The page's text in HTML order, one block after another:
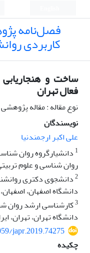
فصل‌نامه
کاربردی
ساخت و
فعال تهران
نوع مقاله : مقاله پژوهشی
نویسندگان
علی اکبر ارجمندنیا
1 دانشیارگروه روان
روان شناسی و علوم
2دانشجوی دکتری
دانشگاه اصفهان،
3کارشناسی ارشد روان
دانشگاه تهران، تهران،
japr.2019.74275
چکیده